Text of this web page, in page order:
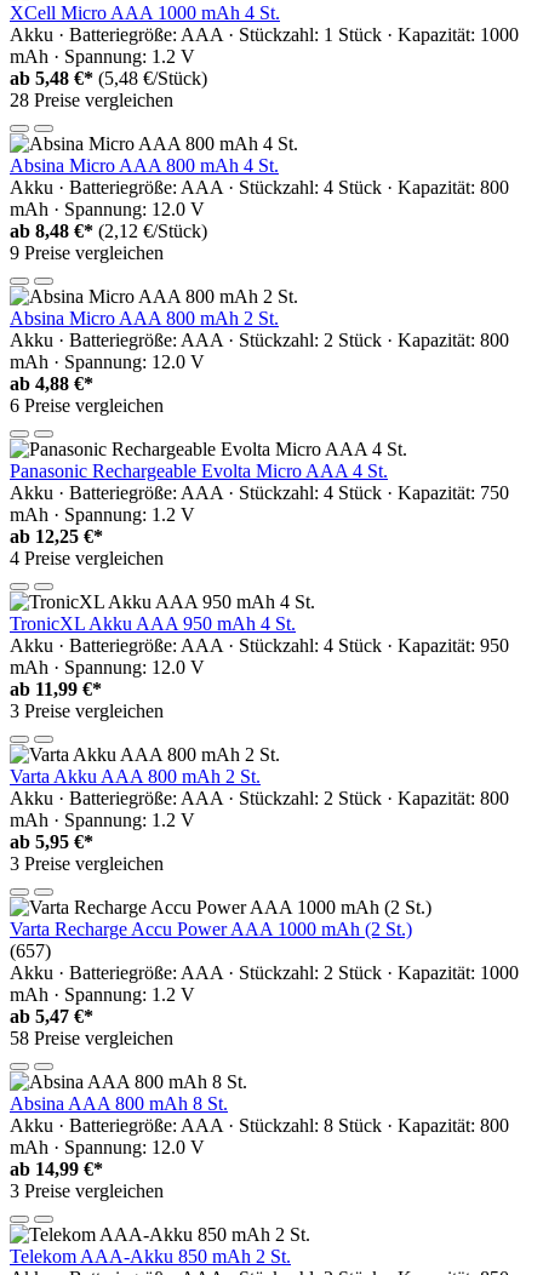
XCell Micro AAA 1000 mAh 4 St.
Akku · Batteriegröße: AAA · Stückzahl: 1 Stück · Kapazität: 1000
mAh · Spannung: 1.2 V
ab 5,48 €* (5,48 €/Stück)
28 Preise vergleichen
Absina Micro AAA 800 mAh 4 St.
Akku · Batteriegröße: AAA · Stückzahl: 4 Stück · Kapazität: 800
mAh · Spannung: 12.0 V
ab 8,48 €* (2,12 €/Stück)
9 Preise vergleichen
Absina Micro AAA 800 mAh 2 St.
Akku · Batteriegröße: AAA · Stückzahl: 2 Stück · Kapazität: 800
mAh · Spannung: 12.0 V
ab 4,88 €*
6 Preise vergleichen
Panasonic Rechargeable Evolta Micro AAA 4 St.
Akku · Batteriegröße: AAA · Stückzahl: 4 Stück · Kapazität: 750
mAh · Spannung: 1.2 V
ab 12,25 €*
4 Preise vergleichen
TronicXL Akku AAA 950 mAh 4 St.
Akku · Batteriegröße: AAA · Stückzahl: 4 Stück · Kapazität: 950
mAh · Spannung: 12.0 V
ab 11,99 €*
3 Preise vergleichen
Varta Akku AAA 800 mAh 2 St.
Akku · Batteriegröße: AAA · Stückzahl: 2 Stück · Kapazität: 800
mAh · Spannung: 1.2 V
ab 5,95 €*
3 Preise vergleichen
Varta Recharge Accu Power AAA 1000 mAh (2 St.)
(657)
Akku · Batteriegröße: AAA · Stückzahl: 2 Stück · Kapazität: 1000
mAh · Spannung: 1.2 V
ab 5,47 €*
58 Preise vergleichen
Absina AAA 800 mAh 8 St.
Akku · Batteriegröße: AAA · Stückzahl: 8 Stück · Kapazität: 800
mAh · Spannung: 12.0 V
ab 14,99 €*
3 Preise vergleichen
Telekom AAA-Akku 850 mAh 2 St.